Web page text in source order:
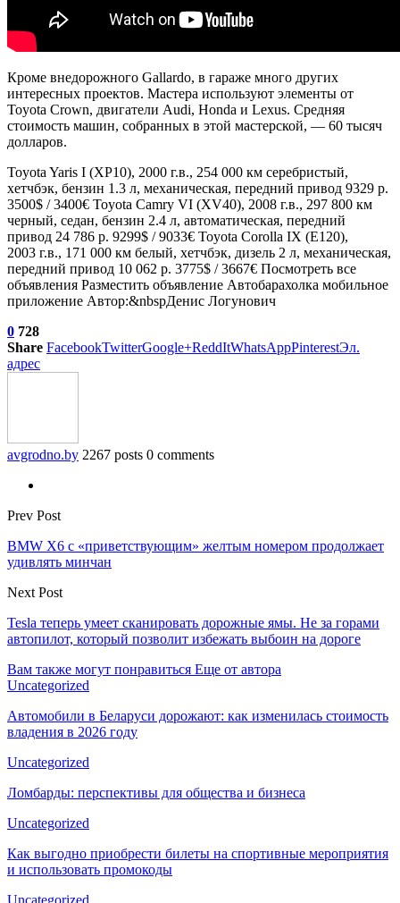
Кроме внедорожного Gallardo, в гараже много других
интересных проектов. Мастера используют элементы от
Toyota Crown, двигатели Audi, Honda и Lexus. Средняя
стоимость машин, собранных в этой мастерской, — 60 тысяч
долларов.
Toyota Yaris I (XP10), 2000 г.в., 254 000 км серебристый,
хетчбэк, бензин 1.3 л, механическая, передний привод 9329 р.
3500$ / 3400€ Toyota Camry VI (XV40), 2008 г.в., 297 800 км
черный, седан, бензин 2.4 л, автоматическая, передний
привод 24 786 р. 9299$ / 9033€ Toyota Corolla IX (E120),
2003 г.в., 171 000 км белый, хетчбэк, дизель 2 л, механическая,
передний привод 10 062 р. 3775$ / 3667€ Посмотреть все
объявления Разместить объявление Автобарахолка мобильное
приложение Автор:&nbspДенис Логунович
0 728
Share FacebookTwitterGoogle+ReddItWhatsAppPinterestЭл.
адрес
avgrodno.by 2267 posts 0 comments
Prev Post
BMW X6 с «приветствующим» желтым номером продолжает
удивлять минчан
Next Post
Tesla теперь умеет сканировать дорожные ямы. Не за горами
автопилот, который позволит избежать выбоин на дороге
Вам также могут понравиться Еще от автора
Uncategorized
Автомобили в Беларуси дорожают: как изменилась стоимость
владения в 2026 году
Uncategorized
Ломбарды: перспективы для общества и бизнеса
Uncategorized
Как выгодно приобрести билеты на спортивные мероприятия
и использовать промокоды
Uncategorized